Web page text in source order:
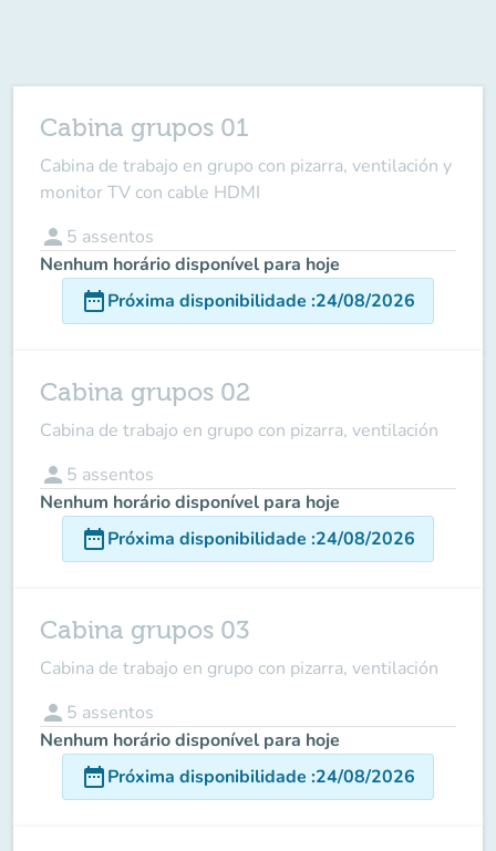
Cabina grupos 01
Cabina de trabajo en grupo con pizarra, ventilación y
monitor TV con cable HDMI
person 5 assentos
Nenhum horário disponível para hoje
date_rangePróxima disponibilidade :24/08/2026
Cabina grupos 02
Cabina de trabajo en grupo con pizarra, ventilación
person 5 assentos
Nenhum horário disponível para hoje
date_rangePróxima disponibilidade :24/08/2026
Cabina grupos 03
Cabina de trabajo en grupo con pizarra, ventilación
person 5 assentos
Nenhum horário disponível para hoje
date_rangePróxima disponibilidade :24/08/2026